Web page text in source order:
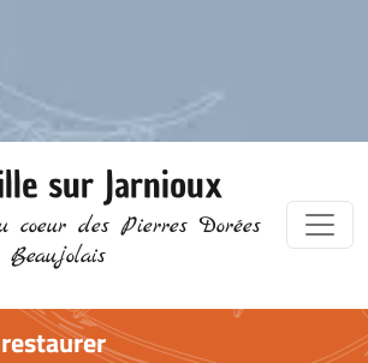
sur Jarnioux
coeur des Pierres Dorées
Beaujolais